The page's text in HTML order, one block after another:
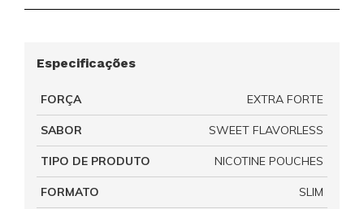
Especificações
FORÇA EXTRA FORTE
SABOR SWEET FLAVORLESS
TIPO DE PRODUTO NICOTINE POUCHES
FORMATO SLIM